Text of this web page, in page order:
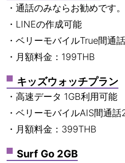
・通話のみならお勧めです。
・LINEの作成可能
・ベリーモバイルTrue間通
・月額料金：199THB
キッズウォッチプラン
・高速データ 1GB利用可能
・ベリーモバイルAIS間通
・月額料金：399THB
Surf Go 2GB